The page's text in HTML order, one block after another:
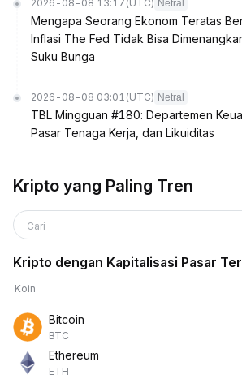
2026-08-08 13:17 (UTC) Netral
Mengapa Seorang Ekonom Teratas
Inflasi The Fed Tidak Bisa
Suku Bunga
2026-08-08 03:01 (UTC) Netral
TBL Mingguan #180: Departemen
Pasar Tenaga Kerja, dan Likuiditas
Kripto yang Paling Tren
Cari
Kripto dengan Kapitalisasi Pasar
Koin
Bitcoin
BTC
Ethereum
ETH